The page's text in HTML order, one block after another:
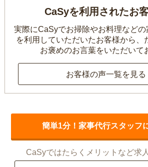
CaSyを利用されたお
実際にCaSyでお掃除やお料理などの
を利用していただいたお客様から、
お褒めのお言葉をいただいて
お客様の声一覧を見る
簡単1分！家事代行スタッフ
CaSyではたらくメリットなど求